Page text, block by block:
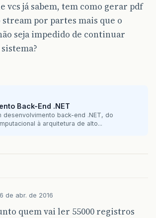
vcs já sabem, tem como gerar pdf
stream por partes mais que o
seja impedido de continuar
Back-End .NET
desenvolvimento back-end .NET, do
à arquitetura de alto...
de abr. de 2016
quem vai ler 55000 registros